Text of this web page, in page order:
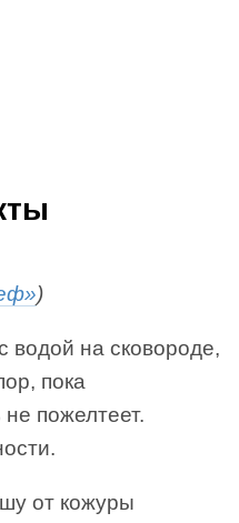
)
водой на сковороде,
пока
пожелтеет.
от кожуры